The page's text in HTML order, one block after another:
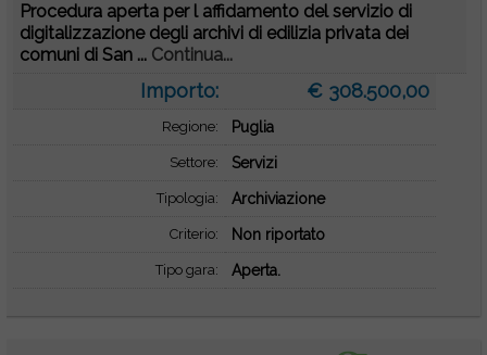
Procedura aperta per l affidamento del servizio di
digitalizzazione degli archivi di edilizia privata dei
comuni di San ... Continua...
Importo: € 308.500,00
Regione: Puglia
Settore: Servizi
Tipologia: Archiviazione
Criterio: Non riportato
Tipo gara: Aperta.